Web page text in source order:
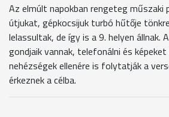
Az elmúlt napokban rengeteg
útjukat, gépkocsijuk turbó hűtője
lelassultak, de így is a 9. helyen állnak.
gondjaik vannak, telefonálni és
nehézségek ellenére is folytatják a
érkeznek a célba.